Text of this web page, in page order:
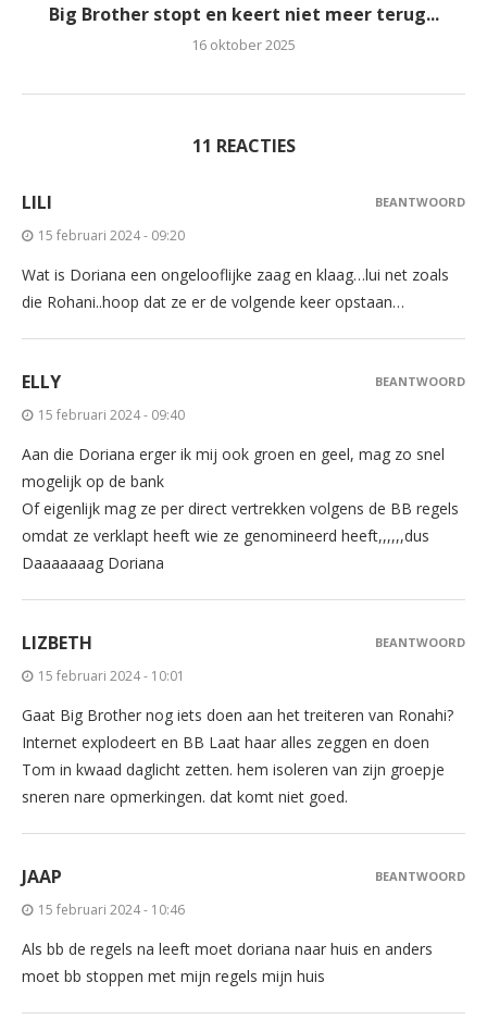
Big Brother stopt en keert niet meer terug...
16 oktober 2025
11 REACTIES
LILI
15 februari 2024 - 09:20
Wat is Doriana een ongelooflijke zaag en klaag…lui net zoals
die Rohani..hoop dat ze er de volgende keer opstaan…
BEANTWOORD
ELLY
15 februari 2024 - 09:40
Aan die Doriana erger ik mij ook groen en geel, mag zo snel
mogelijk op de bank
Of eigenlijk mag ze per direct vertrekken volgens de BB regels
omdat ze verklapt heeft wie ze genomineerd heeft,,,,,,dus
Daaaaaaag Doriana
BEANTWOORD
LIZBETH
15 februari 2024 - 10:01
Gaat Big Brother nog iets doen aan het treiteren van Ronahi?
Internet explodeert en BB Laat haar alles zeggen en doen
Tom in kwaad daglicht zetten. hem isoleren van zijn groepje
sneren nare opmerkingen. dat komt niet goed.
BEANTWOORD
JAAP
15 februari 2024 - 10:46
Als bb de regels na leeft moet doriana naar huis en anders
moet bb stoppen met mijn regels mijn huis
BEANTWOORD